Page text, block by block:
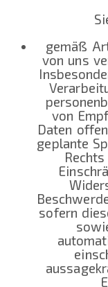
gemäß
von uns
von
Daten
geplante
sofern